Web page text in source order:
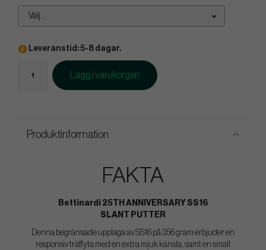
Välj...
Leveranstid: 5-8 dagar.
Lägg i varukorgen
Produktinformation
FAKTA
Bettinardi 25TH ANNIVERSARY SS16
SLANT PUTTER
Denna begränsade upplaga av SS16 på 356 gram erbjuder en
responsiv träffyta med en extra mjuk känsla, samt en small